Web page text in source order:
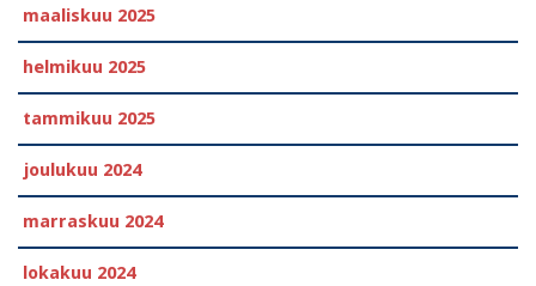
maaliskuu 2025
helmikuu 2025
tammikuu 2025
joulukuu 2024
marraskuu 2024
lokakuu 2024